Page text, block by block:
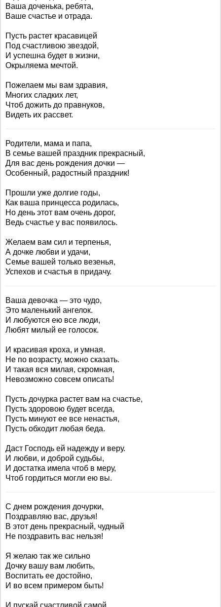
Ваша доченька, ребята,
Ваше счастье и отрада.
Пусть растет красавицей
Под счастливою звездой,
И успешна будет в жизни,
Окрыляема мечтой.
Пожелаем мы вам здравия,
Многих сладких лет,
Чтоб дожить до правнуков,
Видеть их рассвет.
Родители, мама и папа,
В семье вашей праздник прекрасный,
Для вас день рождения дочки —
Особенный, радостный праздник!
Прошли уже долгие годы,
Как ваша принцесса родилась,
Но день этот вам очень дорог,
Ведь счастье у вас появилось.
Желаем вам сил и терпенья,
А дочке любви и удачи,
Семье вашей только везенья,
Успехов и счастья в придачу.
Ваша девочка — это чудо,
Это маленький ангелок.
И любуются ею все люди,
Любят милый ее голосок.
И красивая кроха, и умная.
Не по возрасту, можно сказать.
И такая вся милая, скромная,
Невозможно совсем описать!
Пусть дочурка растет вам на счастье,
Пусть здоровою будет всегда,
Пусть минуют ее все ненастья,
Пусть обходит любая беда.
Даст Господь ей надежду и веру.
И любви, и доброй судьбы,
И достатка имела чтоб в меру,
Чтоб гордиться могли ею вы.
С днем рождения дочурки,
Поздравляю вас, друзья!
В этот день прекрасный, чудный
Не поздравить вас нельзя!
Я желаю так же сильно
Дочку вашу вам любить,
Воспитать ее достойно,
И во всем примером быть!
И пускай счастливой самой